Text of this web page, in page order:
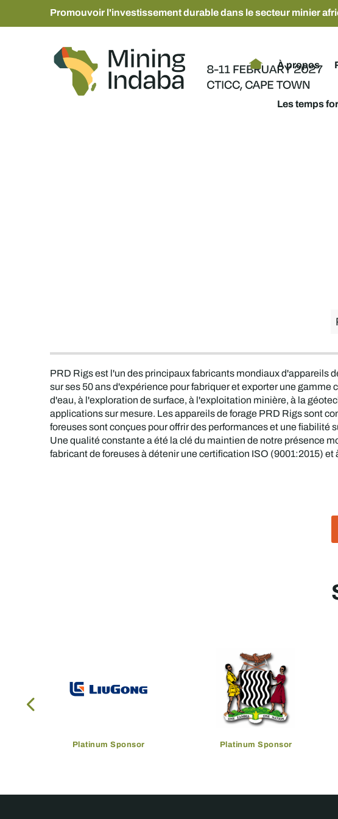
Promouvoir l'investissement durable dans le secteur minier
À propos
Les temps
PRD Rigs est l'un des principaux fabricants mondiaux d'appareils
sur ses 50 ans d'expérience pour fabriquer et exporter une
d'eau, à l'exploration de surface, à l'exploitation minière, à la
applications sur mesure. Les appareils de forage PRD Rigs sont
foreuses sont conçues pour offrir des performances et une fiabilité
Une qualité constante a été la clé du maintien de notre présence
fabricant de foreuses à détenir une certification ISO (9001:2015)
Platinum Sponsor Platinum Sponsor